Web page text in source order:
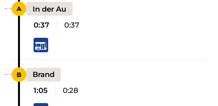
In der Au
0:37
0:37
Brand
1:05
0:28